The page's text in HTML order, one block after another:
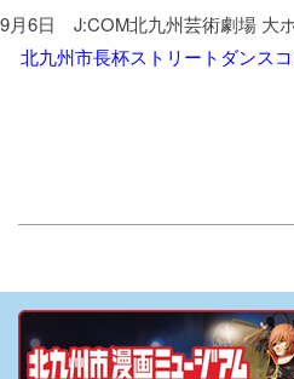
最新号を発行
最新号を発行
9月6日 J:COM北九州芸術劇場 大
北九州市長杯ストリートダンス